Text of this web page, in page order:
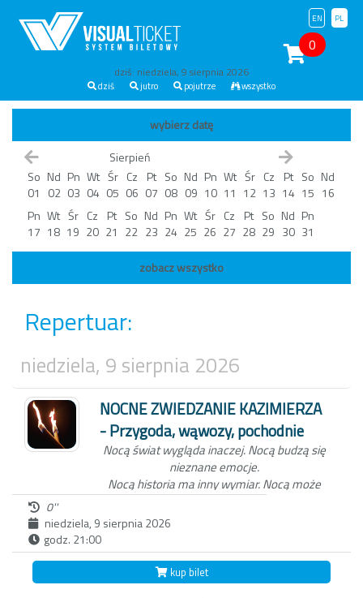
PL
EN
0
dziś: niedziela, 9 sierpnia 2026
dziś jutro pojutrze wszystko
wybierz datę
Sierpień
So
01
Nd
02
Pn
03
Wt
04
Śr
05
Cz
06
Pt
07
So
08
Nd
09
Pn
10
Wt
11
Śr
12
Cz
13
Pt
14
So
15
Nd
16
Pn
17
Wt
18
Śr
19
Cz
20
Pt
21
So
22
Nd
23
Pn
24
Wt
25
Śr
26
Cz
27
Pt
28
So
29
Nd
30
Pn
31
zobacz wszystko
Repertuar:
niedziela, 9 sierpnia 2026
NOCNE ZWIEDZANIE KAZIMIERZA
- Przygoda, wąwozy, pochodnie
Nocą świat wygląda inaczej.Nocą budzą się
nieznane emocje.
Nocą historia ma inny wymiar.Nocą może
zdarzyć się wszystko...
Niezwykła nocna wycieczka po Kazimierzu
Dolnym to nie tylko spacer z przewodnikiem
po Miasteczku. W ten wieczór, zabierzemy
0''
niedziela, 9 sierpnia 2026
godz. 21:00
kup bilet